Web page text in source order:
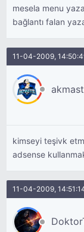
mesela menu
bağlantı falan
11-04-2009,
kimseyi teşivk
adsense
11-04-2009,